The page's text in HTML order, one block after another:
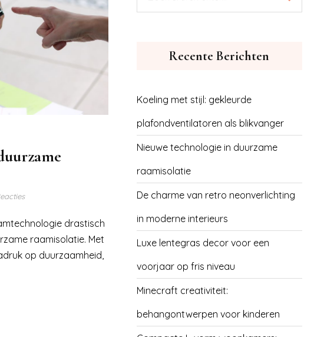
drastisch
raamisolatie. Met
op duurzaamheid,
Recente Berichten
Koeling met stijl: gekleurde
plafondventilatoren als blikvanger
Nieuwe technologie in duurzame
raamisolatie
De charme van retro neonverlichting
in moderne interieurs
Luxe lentegras decor voor een
voorjaar op fris niveau
Minecraft creativiteit:
behangontwerpen voor kinderen